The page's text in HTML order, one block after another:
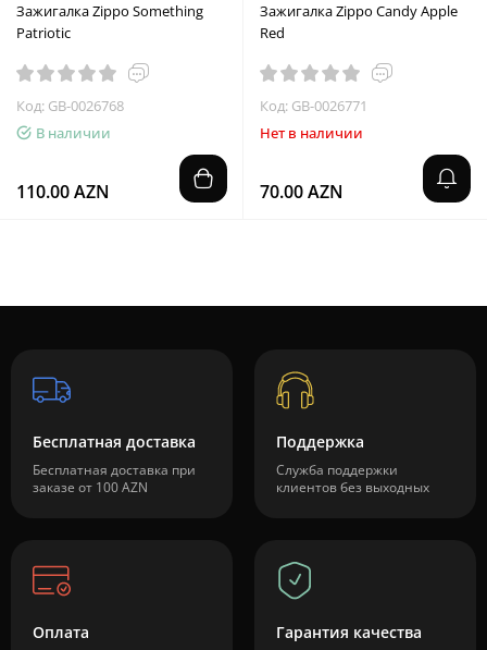
Зажигалка Zippo Something
Patriotic
Код: GB-0026768
В наличии
110.00 AZN
Зажигалка Zippo Candy Apple
Red
Код: GB-0026771
Нет в наличии
70.00 AZN
Бесплатная доставка
Бесплатная доставка при
заказе от 100 AZN
Поддержка
Служба поддержки
клиентов без выходных
Оплата Гарантия качества